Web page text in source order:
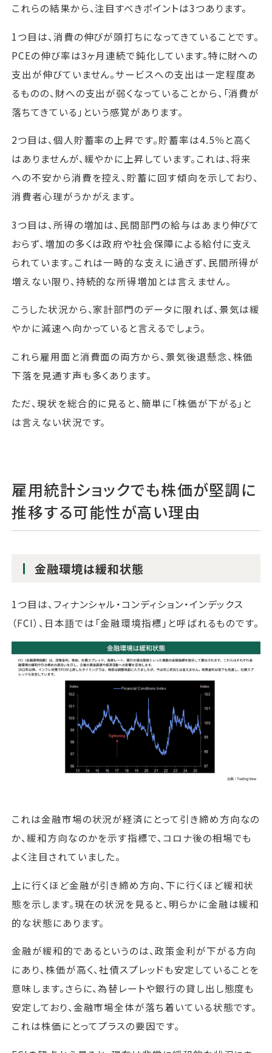
これらの結果から、注目すべきポイントは3つあります。
1つ目は、消費の伸びが頭打ちになってきていることです。
PCEの伸び率は3ヶ月連続で鈍化しています。特に財への
支出が伸びていません。サービスへの支出は一定程度あ
るものの、財への支出が弱くなっていることから、「消費が
落ちてきている」という感覚があります。
2つ目は、個人貯蓄率の上昇です。貯蓄率は4.5％と高く
はありませんが、緩やかに上昇しています。これは、将来
への不安から消費を控え、貯蓄に回す傾向を示しており、
消費者心理がうかがえます。
3つ目は、所得の増加は、民間部門の給与はあまり伸びて
おらず、増加の多くは政府や社会保障による給付に支え
られています。これは一時的な支えに過ぎず、民間所得が
増えない限り、持続的な所得増加とは言えません。
こうした状況から、家計部門のデータに限れば、景気は緩
やかに減速へ向かっていると言えるでしょう。
これら雇用面と消費面の両方から、景気後退懸念、株価
下落を見通す声も多くあります。
ただ、現状を総合的に見ると、簡単に「株価が下がる」と
は言えない状況です。
雇用統計ショックでも株価が堅調に
推移する可能性が高い理由
金融環境は緩和状態
1つ目は、フィナンシャル・コンディション・インデックス
（FCI）、日本語では「金融環境指標」と呼ばれるものです。
これは金融市場の状況が経済にとって引き締め方向なの
か、緩和方向なのかを示す指標で、コロナ後の相場でも
よく注目されていました。
上に行くほど金融が引き締め方向、下に行くほど緩和状
態を示します。現在の状況を見ると、明らかに金融は緩和
的な状態にあります。
金融が緩和的であるというのは、政策金利が下がる方向
にあり、株価が高く、社債スプレッドも安定していることを
意味します。さらに、為替レートや銀行の貸し出し態度も
安定しており、金融市場全体が落ち着いている状態です。
これは株価にとってプラスの要因です。